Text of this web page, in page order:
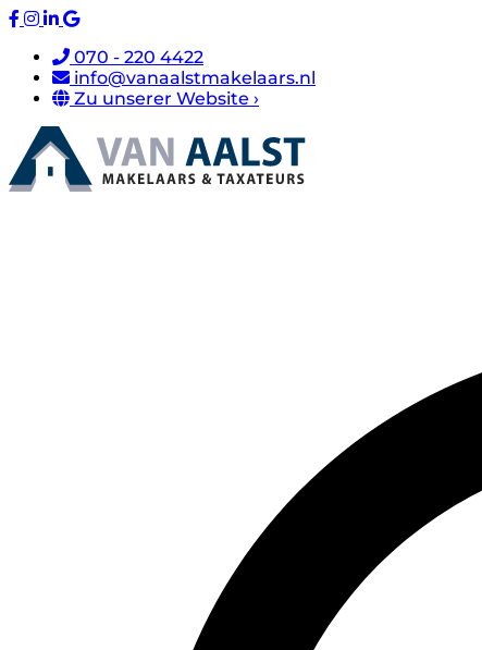
070 - 220 4422
info@vanaalstmakelaars.nl
Zu unserer Website ›